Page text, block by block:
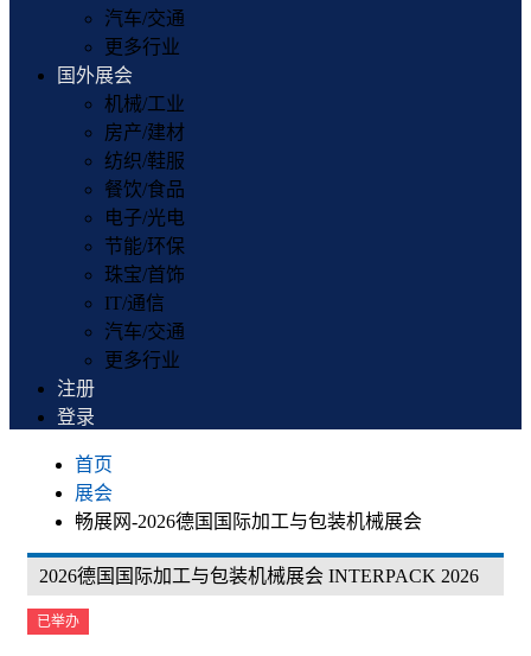
汽车/交通
更多行业
国外展会
机械/工业
房产/建材
纺织/鞋服
餐饮/食品
电子/光电
节能/环保
珠宝/首饰
IT/通信
汽车/交通
更多行业
注册
登录
首页
展会
畅展网-2026德国国际加工与包装机械展会
2026德国国际加工与包装机械展会 INTERPACK 2026
已举办